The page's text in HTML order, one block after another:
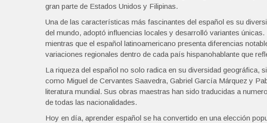
gran parte de Estados Unidos y Filipinas.
Una de las características más fascinantes del español es su
del mundo, adoptó influencias locales y desarrolló variantes
mientras que el español latinoamericano presenta diferencias
variaciones regionales dentro de cada país hispanohablante que
La riqueza del español no solo radica en su diversidad geográfica,
como Miguel de Cervantes Saavedra, Gabriel García Márquez y
literatura mundial. Sus obras maestras han sido traducidas a
de todas las nacionalidades.
Hoy en día, aprender español se ha convertido en una elección